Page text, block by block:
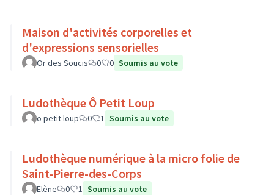
Maison d'activités corporelles et
d'expressions sensorielles
Or des Soucis 0 0 Soumis au vote
Ludothèque Ô Petit Loup
o petit loup 0 1 Soumis au vote
Ludothèque numérique à la micro folie de
Saint-Pierre-des-Corps
Elène 0 1 Soumis au vote